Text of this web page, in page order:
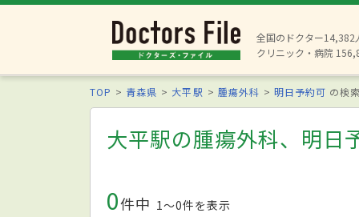
全国のドクター14,382
クリニック・病院
TOP 青森県 大平駅 腫瘍外科 明日予約可 の検
大平駅の腫瘍外科、明日
0件中 1〜0件を表示